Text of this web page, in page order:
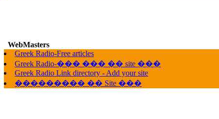
WebMasters
Greek Radio-Free articles
Greek Radio-��� ��� �� site ���
Greek Radio Link directory - Add your site
��������� �� Site ���